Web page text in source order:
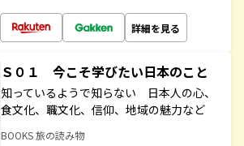
詳細を見る
Ｓ０１ 今こそ学びたい日本のこと
知っているようで知らない 日本人の心、
食文化、職文化、信仰、地域の魅力など
BOOKS 旅の読み物